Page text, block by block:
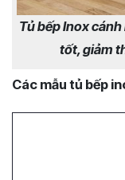
Tủ bếp Inox
tốt, giảm
Các mẫu tủ bếp